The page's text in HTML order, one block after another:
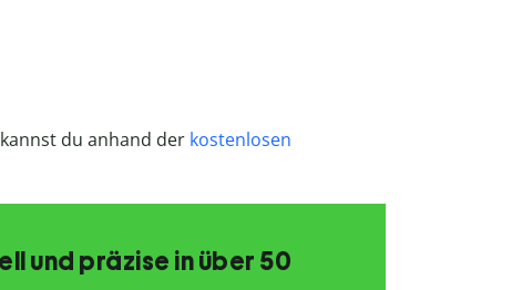
du anhand der kostenlosen
und präzise in über 50